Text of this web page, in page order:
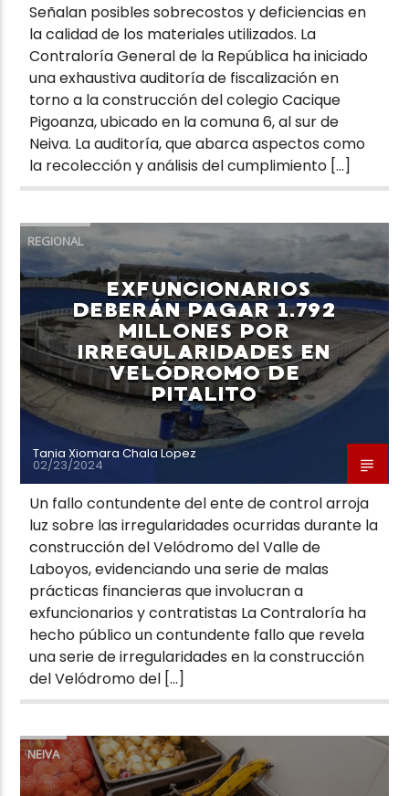
Señalan posibles sobrecostos y deficiencias en
la calidad de los materiales utilizados. La
Contraloría General de la República ha iniciado
una exhaustiva auditoría de fiscalización en
torno a la construcción del colegio Cacique
Pigoanza, ubicado en la comuna 6, al sur de
Neiva. La auditoría, que abarca aspectos como
la recolección y análisis del cumplimiento […]
REGIONAL
EXFUNCIONARIOS
DEBERÁN PAGAR 1.792
MILLONES POR
IRREGULARIDADES EN
VELÓDROMO DE
PITALITO
Tania Xiomara Chala Lopez
02/23/2024
Un fallo contundente del ente de control arroja
luz sobre las irregularidades ocurridas durante la
construcción del Velódromo del Valle de
Laboyos, evidenciando una serie de malas
prácticas financieras que involucran a
exfuncionarios y contratistas La Contraloría ha
hecho público un contundente fallo que revela
una serie de irregularidades en la construcción
del Velódromo del […]
NEIVA